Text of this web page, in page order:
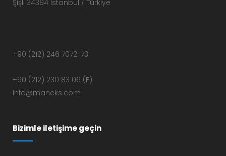
Şişli 34394 İstanbul / Türkiye
+90 (212) 246 7072-73
+90 (212) 230 83 06 (F)
info@maneks.com
Bizimle iletişime geçin